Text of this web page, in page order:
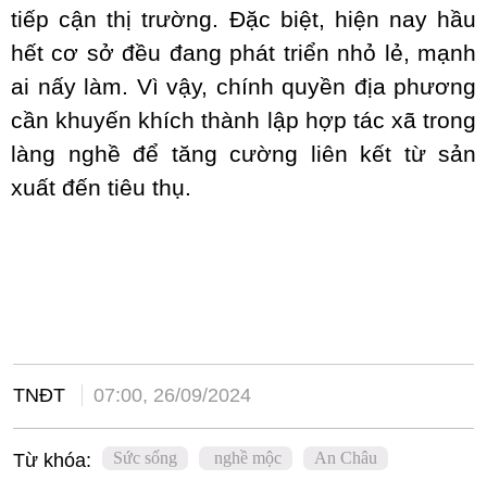
tiếp cận thị trường. Đặc biệt, hiện nay hầu
hết cơ sở đều đang phát triển nhỏ lẻ, mạnh
ai nấy làm. Vì vậy, chính quyền địa phương
cần khuyến khích thành lập hợp tác xã trong
làng nghề để tăng cường liên kết từ sản
xuất đến tiêu thụ.
TNĐT 07:00, 26/09/2024
Từ khóa: Sức sống nghề mộc An Châu